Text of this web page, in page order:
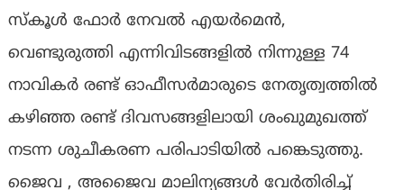
സ്കൂൾ ഫോർ നേവൽ എയർമെൻ,
വെണ്ടുരുത്തി എന്നിവിടങ്ങളിൽ നിന്നുള്ള 74
നാവികർ രണ്ട് ഓഫീസർമാരുടെ നേതൃത്വത്തിൽ
കഴിഞ്ഞ രണ്ട് ദിവസങ്ങളിലായി ശംഖുമുഖത്ത്
നടന്ന ശുചീകരണ പരിപാടിയിൽ പങ്കെടുത്തു.
ജൈവ , അജൈവ മാലിന്യങ്ങൾ വേർതിരിച്ച്